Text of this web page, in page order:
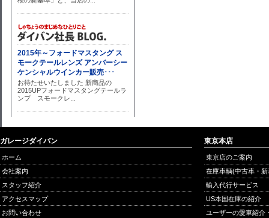
ガレージダイバン
ホーム
会社案内
スタッフ紹介
アクセスマップ
お問い合わせ
東京本店
東京店のご案内
在庫車輌(中古車・
輸入代行サービス
US本国在庫の紹介
ユーザーの愛車紹介